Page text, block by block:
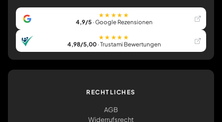
★★★★★
4,9/5· Google Rezensionen
★★★★★
4,98/5,00· Trustami Bewertungen
RECHTLICHES
AGB
Widerrufsrecht